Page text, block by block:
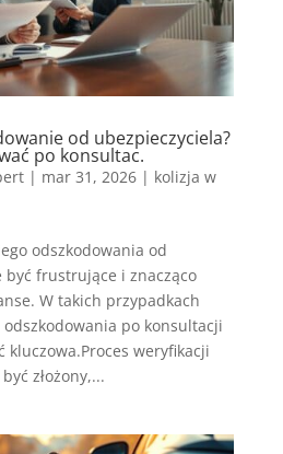
od ubezpieczyciela?
po konsultac.
| mar 31, 2026| kolizja w
odszkodowania od
być frustrujące i znacząco
W takich przypadkach
po konsultacji
kluczowa.Proces weryfikacji
złożony,...